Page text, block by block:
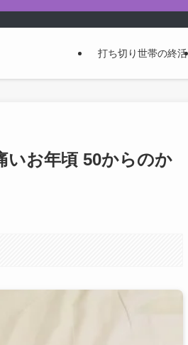
打ち切り世帯の終活
いお年頃 50からのか